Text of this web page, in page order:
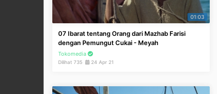
01:03
07 Ibarat tentang Orang dari Mazhab Farisi
dengan Pemungut Cukai - Meyah
Tokomedia
Dilihat 735 24 Apr 21